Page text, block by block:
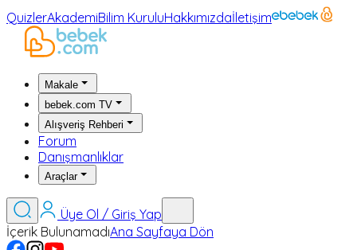
QuizlerAkademiBilim KuruluHakkımızdaİletişim
Makale
bebek.com TV
Alışveriş Rehberi
Forum
Danışmanlıklar
Araçlar
Üye Ol / Giriş Yap
İçerik BulunamadıAna Sayfaya Dön